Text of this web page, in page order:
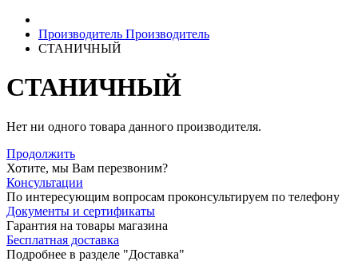
Производитель Производитель
СТАНИЧНЫЙ
СТАНИЧНЫЙ
Нет ни одного товара данного производителя.
Продолжить
Хотите, мы Вам перезвоним?
Консультации
По интересующим вопросам проконсультируем по телефону
Документы и сертификаты
Гарантия на товары магазина
Бесплатная доставка
Подробнее в разделе "Доставка"